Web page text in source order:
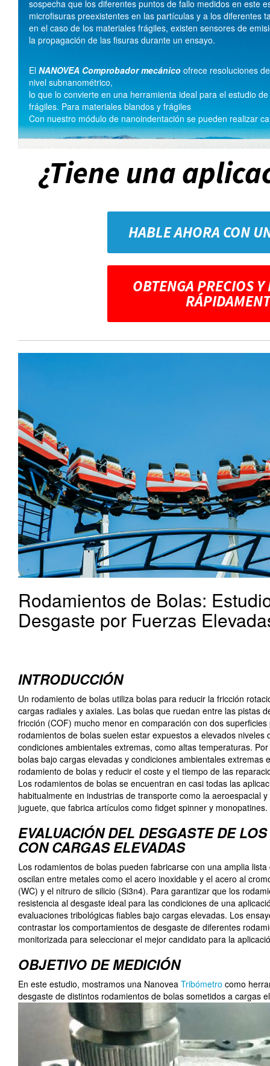
sospecha que los diferentes puntos de fallo medidos en este
microfisuras preexistentes en las partículas y a los diferentes
en el caso de los materiales frágiles, existen sensores de
la propagación de las fisuras durante un ensayo.
ElNANOVEA Comprobador mecánicoofrece resoluciones
nivel subnanométrico,
lo que lo convierte en una herramienta ideal para el estudio
frágiles. Para materiales blandos y frágiles
Con nuestro módulo de nanoindentación se pueden realizar
¿Tiene una
HABLE AHORA CON
OBTENGA PRECIOS Y
Rodamientos de Bolas:
Desgaste por Fuerzas
INTRODUCCIÓN
Un rodamiento de bolas utiliza bolas para reducir la fricción
cargas radiales y axiales. Las bolas que ruedan entre las pistas
fricción (COF) mucho menor en comparación con dos
rodamientos de bolas suelen estar expuestos a elevados niveles
condiciones ambientales extremas, como altas temperaturas.
bolas bajo cargas elevadas y condiciones ambientales extremas
rodamiento de bolas y reducir el coste y el tiempo de las
Los rodamientos de bolas se encuentran en casi todas las
habitualmente en industrias de transporte como la aeroespacial
juguete, que fabrica artículos como fidget spinner y monopatines.
EVALUACIÓN DEL DESGASTE DE
CON CARGAS ELEVADAS
Los rodamientos de bolas pueden fabricarse con una amplia
oscilan entre metales como el acero inoxidable y el acero al
(WC) y el nitruro de silicio (Si3n4). Para garantizar que los
resistencia al desgaste ideal para las condiciones de una
evaluaciones tribológicas fiables bajo cargas elevadas. Los
contrastar los comportamientos de desgaste de diferentes
monitorizada para seleccionar el mejor candidato para la
OBJETIVO DE MEDICIÓN
En este estudio, mostramos una Nanovea Tribómetro como
desgaste de distintos rodamientos de bolas sometidos a cargas